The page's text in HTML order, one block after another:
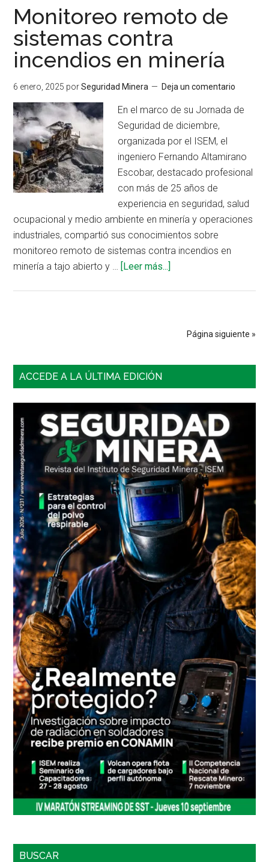
la
excelencia
con
su
programa
al
Entrenador’
Monitoreo remoto de
sistemas contra
incendios en minería
6 enero, 2025 porSeguridad Minera Deja un comentario
En el marco de su Jornada de
Seguridad de diciembre,
organizada por el ISEM, el
ingeniero Fernando Altamirano
Escobar, destacado profesional
con más de 25 años de
experiencia en seguridad, salud
ocupacional y medio ambiente en minería y operaciones
industriales, compartió sus conocimientos sobre
monitoreo remoto de sistemas contra incendios en
minería a tajo abierto y … [Leer más...]
en
minería
Página siguiente »
Barra
principal
ACCEDE A LA ÚLTIMA EDICIÓN
BUSCAR